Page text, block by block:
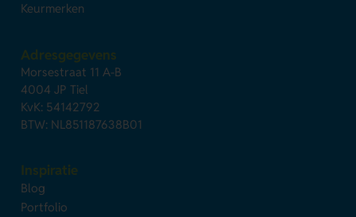
Keurmerken
Adresgegevens
Morsestraat 11 A-B
4004 JP Tiel
KvK: 54142792
BTW: NL851187638B01
Inspiratie
Blog
Portfolio